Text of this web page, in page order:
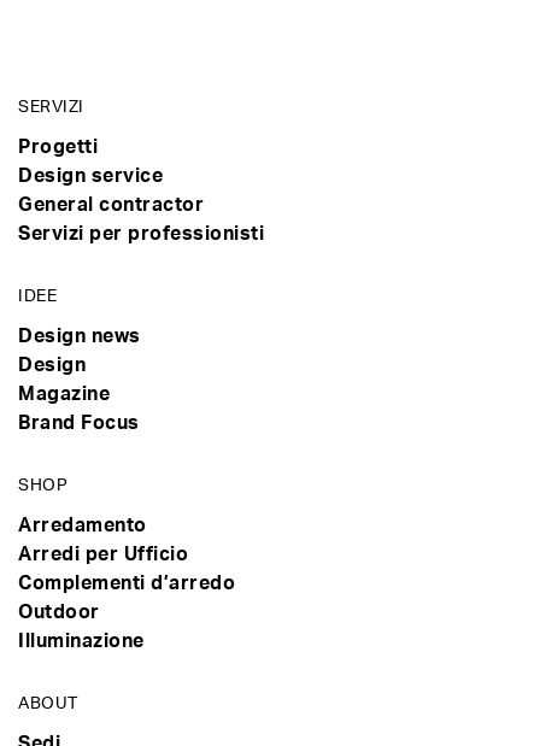
SERVIZI
Progetti
Design service
General contractor
Servizi per professionisti
IDEE
Design news
Design
Magazine
Brand Focus
SHOP
Arredamento
Arredi per Ufficio
Complementi d’arredo
Outdoor
Illuminazione
ABOUT